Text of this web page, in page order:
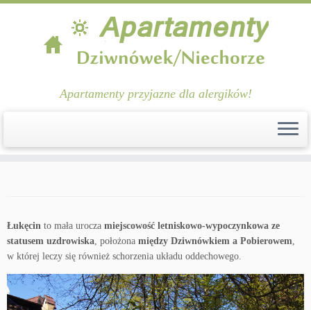
Apartamenty przyjazne dla alergików!
Łukęcin to mała urocza miejscowość letniskowo-wypoczynkowa ze
statusem uzdrowiska, położona między Dziwnówkiem a Pobierowem,
w której leczy się również schorzenia układu oddechowego.